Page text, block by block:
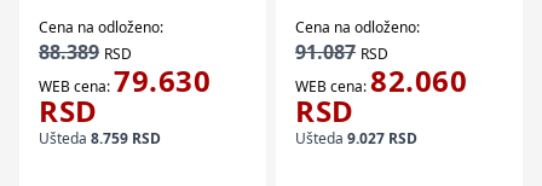
SSD/USB miš i tastatura
Cena na odloženo:
88.389 RSD
WEB cena:79.630
RSD
Ušteda 8.759 RSD
SSD/USB miš i tastatura
Cena na odloženo:
91.087 RSD
WEB cena:82.060
RSD
Ušteda 9.027 RSD